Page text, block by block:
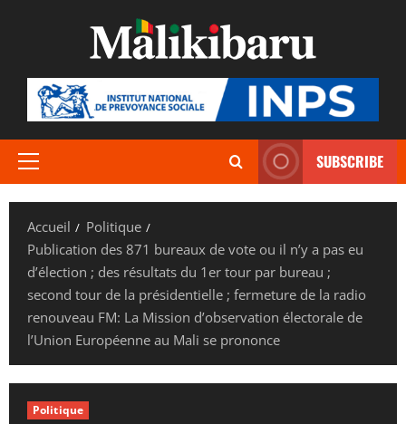
Menu
SUBSCRIBE
Accueil
Politique
Publication des 871 bureaux de vote ou il n’y a pas eu
d’élection ; des résultats du 1er tour par bureau ;
second tour de la présidentielle ; fermeture de la radio
renouveau FM: La Mission d’observation électorale de
l’Union Européenne au Mali se prononce
Politique